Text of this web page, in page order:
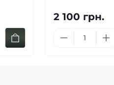
2 100 грн.